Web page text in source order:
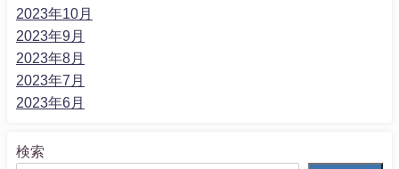
2023年10月
2023年9月
2023年8月
2023年7月
2023年6月
検索